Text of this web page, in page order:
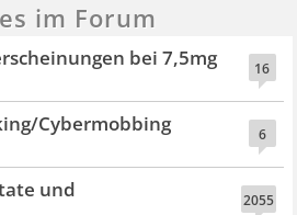
im Forum
16
bei 7,5mg
6
Cybermobbing
2055
und